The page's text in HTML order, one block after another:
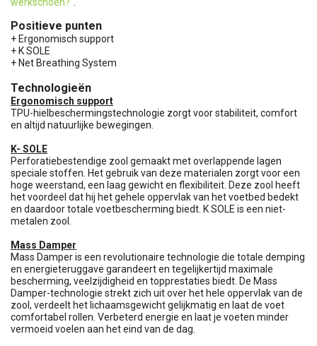
Positieve punten
+ Ergonomisch support
+ K SOLE
+ Net Breathing System
Technologieën
Ergonomisch support
TPU-hielbeschermingstechnologie zorgt voor stabiliteit, comfort
en altijd natuurlijke bewegingen.
K- SOLE
Perforatiebestendige zool gemaakt met overlappende lagen
speciale stoffen. Het gebruik van deze materialen zorgt voor een
hoge weerstand, een laag gewicht en flexibiliteit. Deze zool heeft
het voordeel dat hij het gehele oppervlak van het voetbed bedekt
en daardoor totale voetbescherming biedt. K SOLE is een niet-
metalen zool.
Mass Damper
Mass Damper is een revolutionaire technologie die totale demping
en energieteruggave garandeert en tegelijkertijd maximale
bescherming, veelzijdigheid en topprestaties biedt. De Mass
Damper-technologie strekt zich uit over het hele oppervlak van de
zool, verdeelt het lichaamsgewicht gelijkmatig en laat de voet
comfortabel rollen. Verbeterd energie en laat je voeten minder
vermoeid voelen aan het eind van de dag.